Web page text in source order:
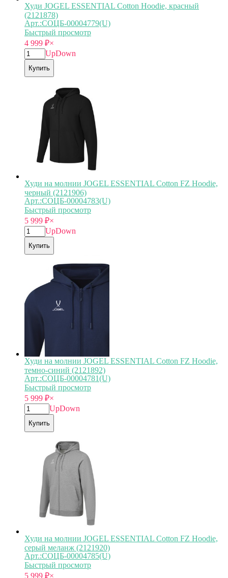
Худи JOGEL ESSENTIAL Cotton Hoodie, красный
(2121878)
Арт.:СОЦБ-00004779(U)
Быстрый просмотр
4 999 ₽×
UpDown
Купить
Худи на молнии JOGEL ESSENTIAL Cotton FZ Hoodie,
черный (2121906)
Арт.:СОЦБ-00004783(U)
Быстрый просмотр
5 999 ₽×
UpDown
Купить
Худи на молнии JOGEL ESSENTIAL Cotton FZ Hoodie,
темно-синий (2121892)
Арт.:СОЦБ-00004781(U)
Быстрый просмотр
5 999 ₽×
UpDown
Купить
Худи на молнии JOGEL ESSENTIAL Cotton FZ Hoodie,
серый меланж (2121920)
Арт.:СОЦБ-00004785(U)
Быстрый просмотр
5 999 ₽×